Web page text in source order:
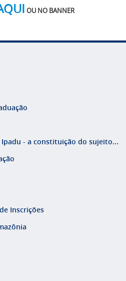
OU NO BANNER
- a constituição do sujeito...
Inscrições